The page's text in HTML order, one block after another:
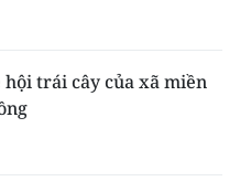
hội trái cây của xã miền